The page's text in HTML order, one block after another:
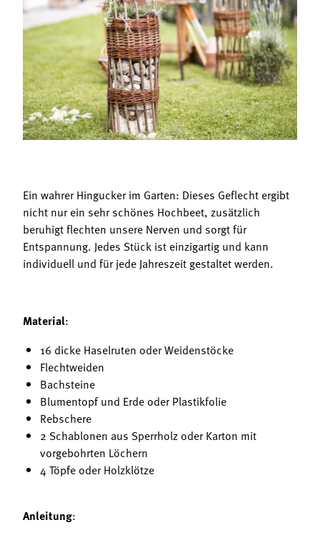
Mitgliedschaft
Landessekretariat
Bäuerliche Buffets
Hofgeschichten
Ein wahrer Hingucker im Garten: Dieses Geflecht ergibt
nicht nur ein sehr schönes Hochbeet, zusätzlich
beruhigt flechten unsere Nerven und sorgt für
Entspannung. Jedes Stück ist einzigartig und kann
individuell und für jede Jahreszeit gestaltet werden.
Material:
16 dicke Haselruten oder Weidenstöcke
Flechtweiden
Bachsteine
Blumentopf und Erde oder Plastikfolie
Rebschere
2 Schablonen aus Sperrholz oder Karton mit
vorgebohrten Löchern
4 Töpfe oder Holzklötze
Anleitung: